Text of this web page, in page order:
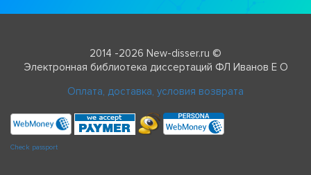
2014 -2026 New-disser.ru ©
Электронная библиотека диссертаций ФЛ Иванов Е О
Оплата, доставка, условия возврата
Check passport